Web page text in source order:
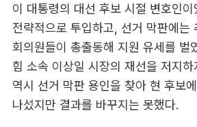
이 대통령의 대선 후보 시절 변호인
전략적으로 투입하고, 선거 막판에는
회의원들이 총출동해 지원 유세를 벌
힘 소속 이상일 시장의 재선을 저지
역시 선거 막판 용인을 찾아 현 후보
나섰지만 결과를 바꾸지는 못했다.